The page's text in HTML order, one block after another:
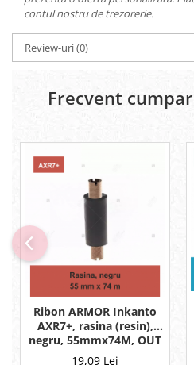
contul nostru de trezorerie.
Review-uri(0)
Frecvent
Ribon ARMOR Inkanto
AXR7+, rasina (resin),
negru, 55mmx74M, OUT
19,09 Lei